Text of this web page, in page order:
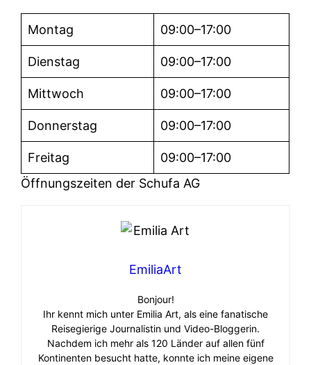
Montag 09:00–17:00
Dienstag 09:00–17:00
Mittwoch 09:00–17:00
Donnerstag 09:00–17:00
Freitag
09:00–17:00
Öffnungszeiten der Schufa AG
EmiliaArt
Bonjour!
Ihr kennt mich unter Emilia Art, als eine fanatische
Reisegierige Journalistin und Video-Bloggerin.
Nachdem ich mehr als 120 Länder auf allen fünf
Kontinenten besucht hatte, konnte ich meine eigene